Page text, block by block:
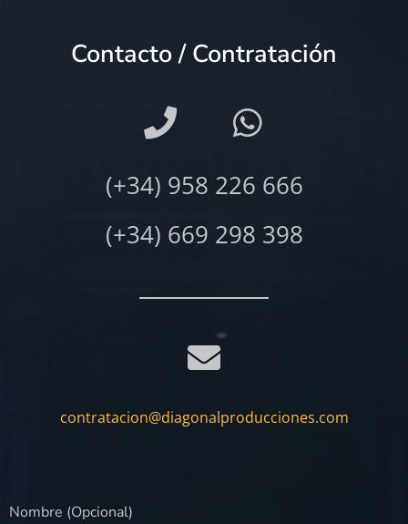
Contacto / Contratación
(+34) 958 226 666
(+34) 669 298 398
contratacion@diagonalproducciones.com
Nombre (Opcional)